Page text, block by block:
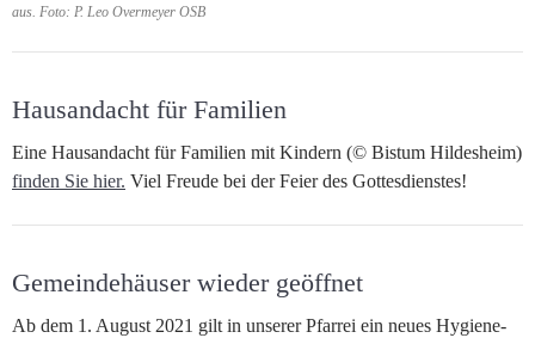
aus. Foto: P. Leo Overmeyer OSB
Hausandacht für Familien
Eine Hausandacht für Familien mit Kindern (© Bistum Hildesheim)
finden Sie hier. Viel Freude bei der Feier des Gottesdienstes!
Gemeindehäuser wieder geöffnet
Ab dem 1. August 2021 gilt in unserer Pfarrei ein neues Hygiene-